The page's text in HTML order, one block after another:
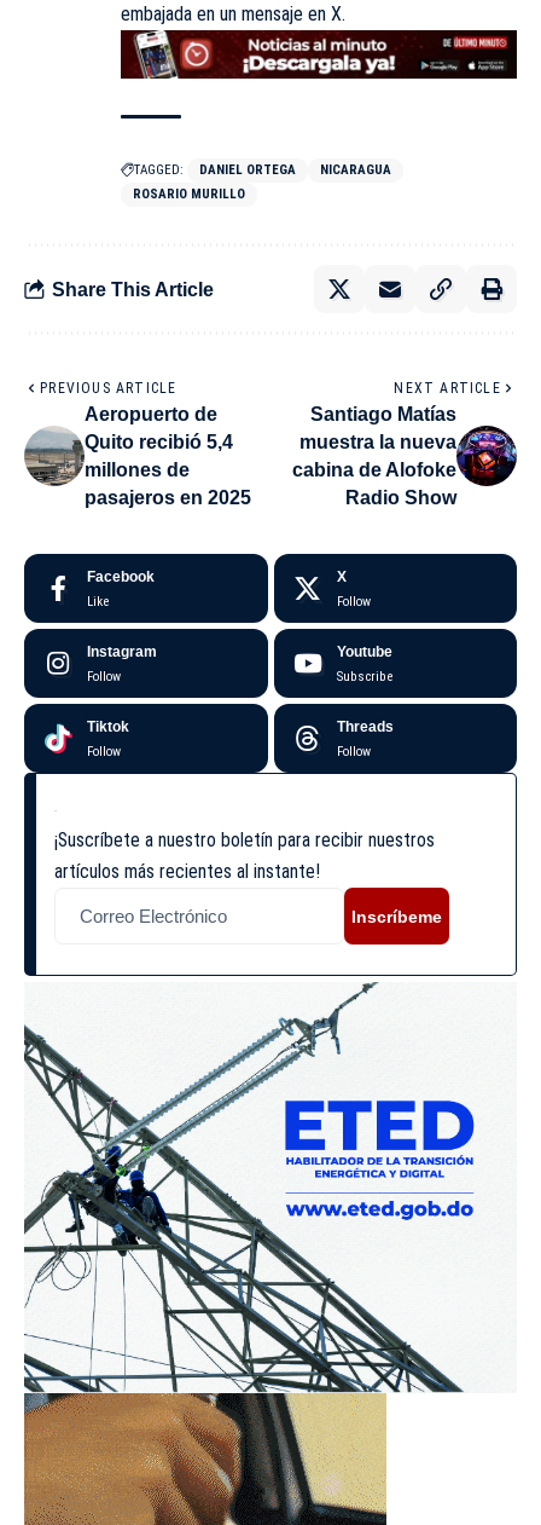
embajada en un mensaje en X.
TAGGED: DANIEL ORTEGA
NICARAGUA
ROSARIO MURILLO
Share This Article
PREVIOUS ARTICLE
Aeropuerto de
Quito recibió 5,4
millones de
pasajeros en 2025
NEXT ARTICLE
Santiago Matías
muestra la nueva
cabina de Alofoke
Radio Show
Facebook
Like
X
Follow
Instagram
Follow
Youtube
Subscribe
Tiktok
Follow
Threads
Follow
¡Suscríbete a nuestro boletín para recibir nuestros
artículos más recientes al instante!
Inscríbeme